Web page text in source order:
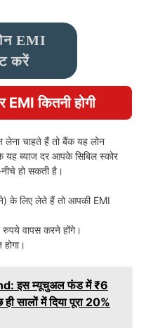
EMI
करें
कितनी होगी
चाहते हैं तो बैंक यह लोन
यह ब्याज दर आपके सिबिल स्कोर
हो सकती है।
के लिए लेते हैं तो आपकी EMI
वापस करने होंगे।
इस म्यूचुअल फंड में ₹6
सालों में दिया पूरा 20%